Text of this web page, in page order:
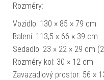
Rozměry:
Vozidlo: 130 × 85 × 79 cm
Balení: 113,5 × 66 × 39 cm
Sedadlo: 23 × 22 × 29 cm
Rozměry kol: 30 × 12 cm
Zavazadlový prostor: 56 ×